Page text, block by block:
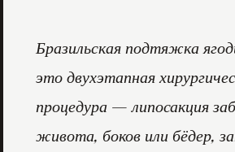
Бразильская подтяжка
это двухэтапная
процедура — липосакция
живота, боков или бёдер,